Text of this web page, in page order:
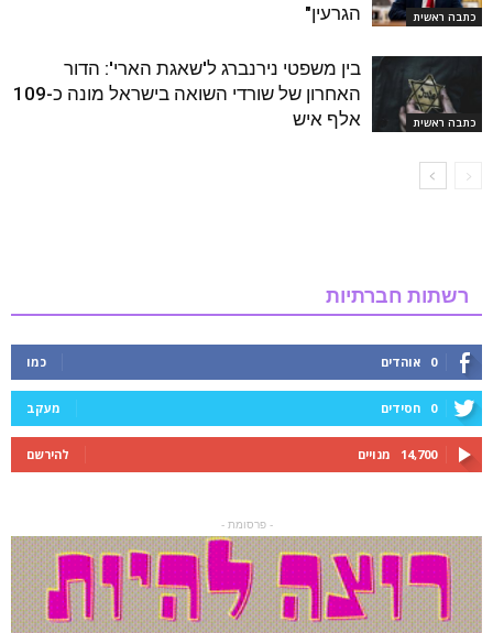
כתבה ראשית
הגרעין"
כתבה ראשית
בין משפטי נירנברג ל'שאגת הארי': הדור
האחרון של שורדי השואה בישראל מונה כ-109
אלף איש
רשתות חברתיות
0 אוהדים כמו
0 חסידים מעקב
14,700 מנויים להירשם
- פרסומת -